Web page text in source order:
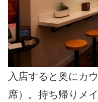
入店すると奥にカ
席）。持ち帰りメ